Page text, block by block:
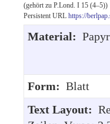
(gehört zu P.Lond. I 15 (4–5))
Persistent URL https://
Material:
Form: Blatt
Text Layout: